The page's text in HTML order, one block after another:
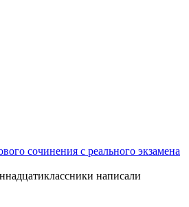
сочинения с реального экзамена
написали